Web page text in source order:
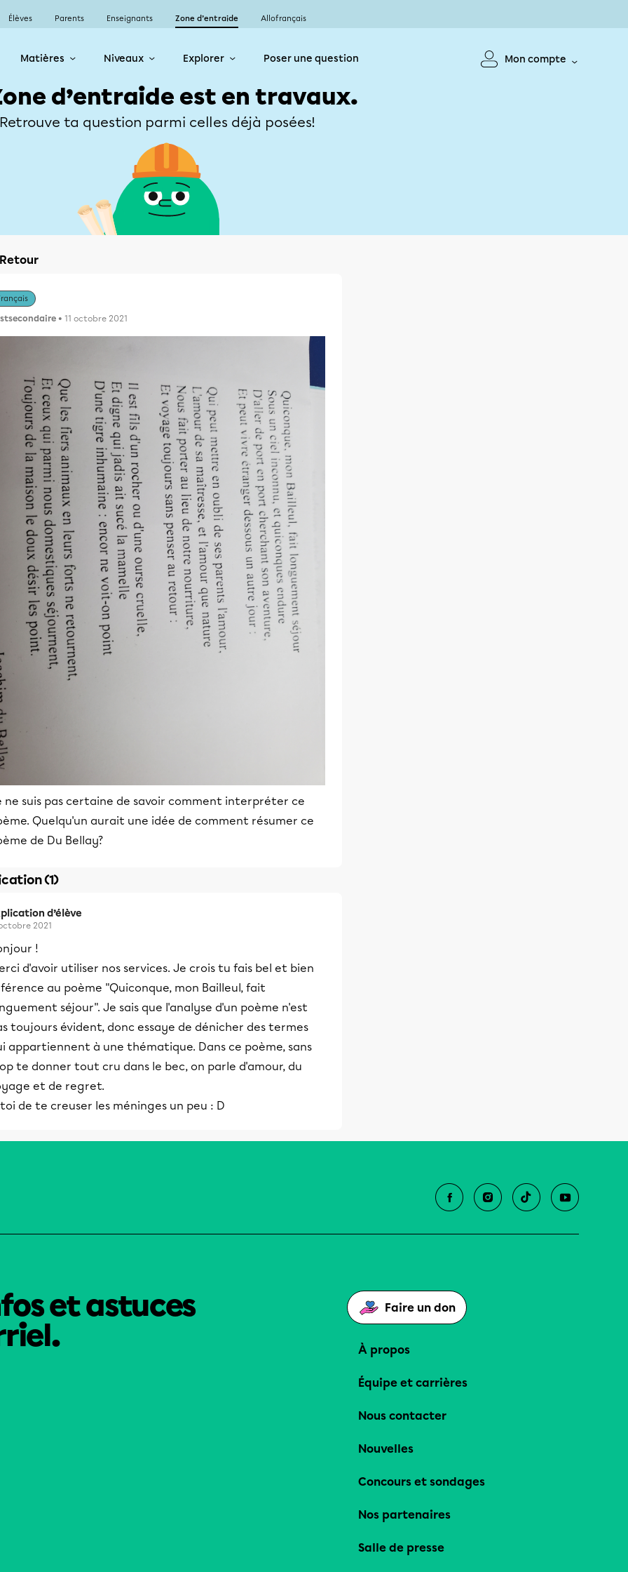
Élèves Parents Enseignants Zone d’entraide Allofrançais
Matières Niveaux Explorer Poser une question Mon compte
d’entraide est en travaux.
ta question parmi celles déjà posées!
Retour
• 11 octobre 2021
ne suis pas certaine de savoir comment interpréter ce
Quelqu'un aurait une idée de comment résumer ce
de Du Bellay?
(1)
d’élève
2021
!
d'avoir utiliser nos services. Je crois tu fais bel et bien
au poème "Quiconque, mon Bailleul, fait
séjour". Je sais que l'analyse d'un poème n'est
toujours évident, donc essaye de dénicher des termes
appartiennent à une thématique. Dans ce poème, sans
te donner tout cru dans le bec, on parle d'amour, du
et de regret.
de te creuser les méninges un peu : D
et astuces
Faire un don
À propos
Équipe et carrières
Nous contacter
Nouvelles
Concours et sondages
Nos partenaires
Salle de presse